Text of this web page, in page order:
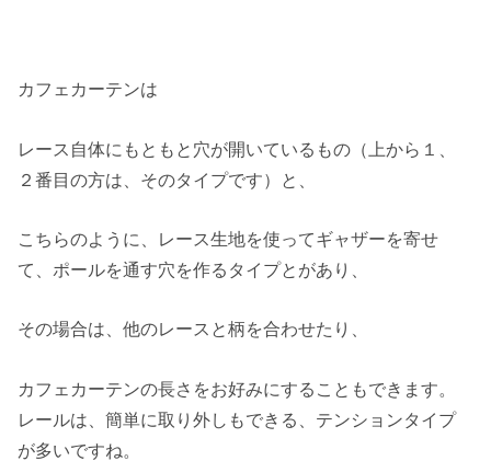
カフェカーテンは
レース自体にもともと穴が開いているもの（上から１、
２番目の方は、そのタイプです）と、
こちらのように、レース生地を使ってギャザーを寄せ
て、ポールを通す穴を作るタイプとがあり、
その場合は、他のレースと柄を合わせたり、
カフェカーテンの長さをお好みにすることもできます。
レールは、簡単に取り外しもできる、テンションタイプ
が多いですね。